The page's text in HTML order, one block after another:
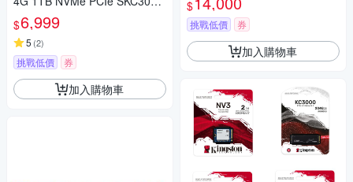
S/1024G SSD 固態硬碟
$6,999
5 (2)
挑戰低價 券
加入購物車
D 固態硬碟
$
挑戰低價 券
加入購物車